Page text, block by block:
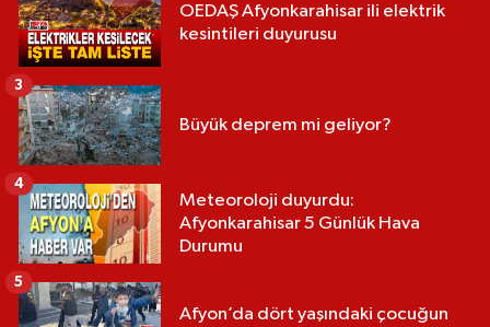
OEDAŞ Afyonkarahisar ili elektrik
kesintileri duyurusu
Büyük deprem mi geliyor?
3
Meteoroloji duyurdu:
Afyonkarahisar 5 Günlük Hava
Durumu
4
Afyon’da dört yaşındaki çocuğun
5